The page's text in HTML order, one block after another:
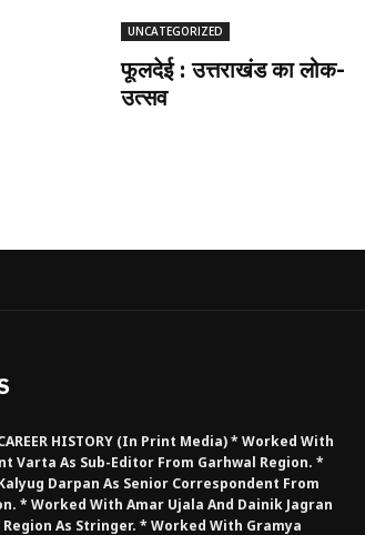
UNCATEGORIZED
फूलदेई : उत्तराखंड का लोक-
उत्सव
HISTORY (in Print Media) * Worked With
Varta As Sub-Editor From Garhwal Region. *
Darpan As Senior Correspondent From
* Worked With Amar Ujala And Dainik Jagran
As Stringer. * Worked With Gramya